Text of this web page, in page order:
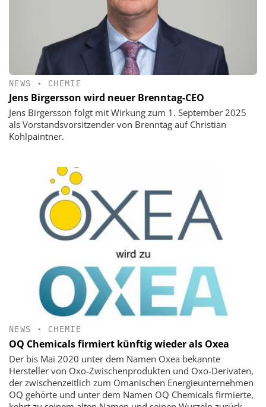
NEWS • CHEMIE
Jens Birgersson wird neuer Brenntag-CEO
Jens Birgersson folgt mit Wirkung zum 1. September 2025
als Vorstandsvorsitzender von Brenntag auf Christian
Kohlpaintner.
NEWS • CHEMIE
OQ Chemicals firmiert künftig wieder als Oxea
Der bis Mai 2020 unter dem Namen Oxea bekannte
Hersteller von Oxo-Zwischenprodukten und Oxo-Derivaten,
der zwischenzeitlich zum Omanischen Energieunternehmen
OQ gehörte und unter dem Namen OQ Chemicals firmierte,